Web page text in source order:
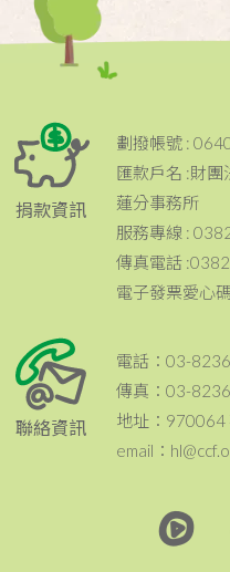
捐款資訊
劃撥帳號 :
匯款戶名 :財
蓮分事務所
服務專線 :
傳真電話
電子發票愛心
聯絡資訊
電話：03-
傳真：03-
地址：970064
email：